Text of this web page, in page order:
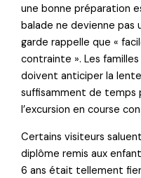
une bonne préparation
balade ne devienne pas
garde rappelle que «
contrainte ». Les
doivent anticiper la
suffisamment de temps
l’excursion en course
Certains visiteurs
diplôme remis aux
6 ans était tellement